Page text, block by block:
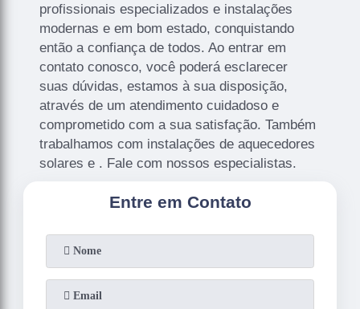
profissionais especializados e instalações
modernas e em bom estado, conquistando
então a confiança de todos. Ao entrar em
contato conosco, você poderá esclarecer
suas dúvidas, estamos à sua disposição,
através de um atendimento cuidadoso e
comprometido com a sua satisfação. Também
trabalhamos com instalações de aquecedores
solares e . Fale com nossos especialistas.
Entre em Contato